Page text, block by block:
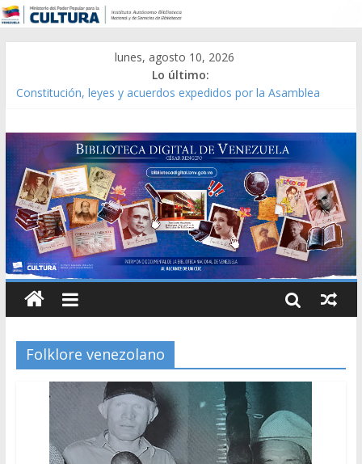
lunes, agosto 10, 2026
Lo último:
Constitución, leyes y acuerdos expedidos por la Asamblea
Modesta Bor Sánchez [material gráfico]
Gaceta Oficial de la República de Venezuela año CXXXIII Mes V,
Caracas 09 de marzo de 2006 N° 38.394
Catálogo temático de obras de Modesta Bor
Folklore venezolano